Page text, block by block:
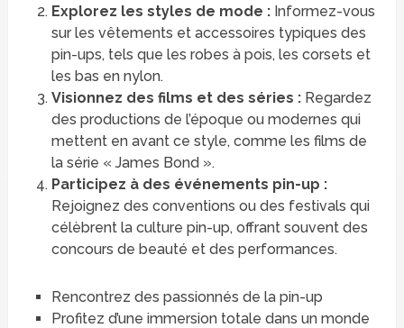
Explorez les styles de mode :Informez-vous
sur les vêtements et accessoires typiques des
pin-ups, tels que les robes à pois, les corsets et
les bas en nylon.
Visionnez des films et des séries :Regardez
des productions de l’époque ou modernes qui
mettent en avant ce style, comme les films de
la série « James Bond ».
Participez à des événements pin-up :
Rejoignez des conventions ou des festivals qui
célèbrent la culture pin-up, offrant souvent des
concours de beauté et des performances.
Rencontrez des passionnés de la pin-up
Profitez d’une immersion totale dans un monde